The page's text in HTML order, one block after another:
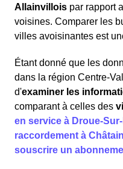
Allainvillois par rapport
voisines. Comparer les
villes avoisinantes est
Étant donné que les
dans la région Centre-
d'examiner les
comparant à celles des
en service à Droue-
raccordement à
souscrire un